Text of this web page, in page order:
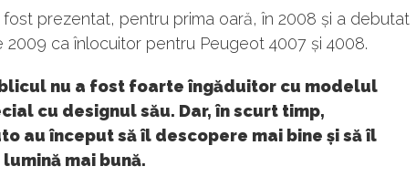
prezentat, pentru prima oară, în 2008 și a debutat
2009 ca înlocuitor pentru Peugeot 4007 și 4008.
nu a fost foarte îngăduitor cu modelul
cu designul său. Dar, în scurt timp,
au început să îl descopere mai bine și să îl
mai bună.